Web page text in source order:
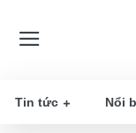
Tin tức Nổi